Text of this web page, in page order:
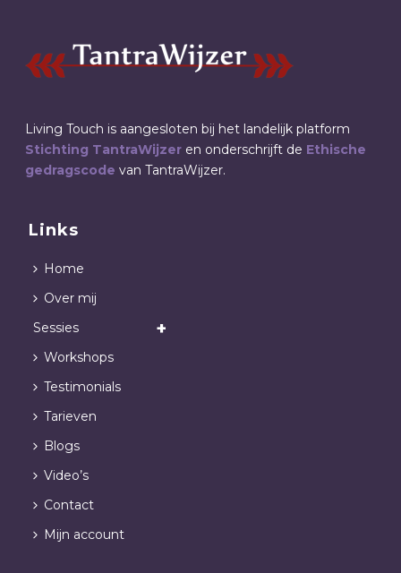
Living Touch is aangesloten bij het landelijk platform
Stichting TantraWijzer en onderschrijft de Ethische
gedragscode van TantraWijzer.
Links
Home
Over mij
Sessies
Workshops
Testimonials
Tarieven
Blogs
Video’s
Contact
Mijn account